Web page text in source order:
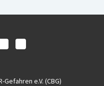
e.V. (CBG)